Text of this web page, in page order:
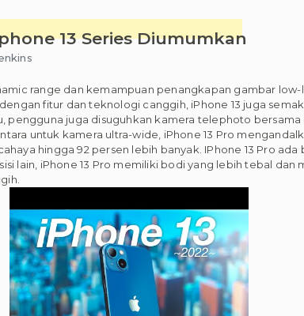
13 Series Diumumkan
range dan kemampuan penangkapan gambar low-
fitur dan teknologi canggih, iPhone 13 juga
pengguna juga disuguhkan kamera telephoto bersama
untuk kamera ultra-wide, iPhone 13 Pro
hingga 92 persen lebih banyak. IPhone 13 Pro
lain, iPhone 13 Pro memiliki bodi yang lebih tebal